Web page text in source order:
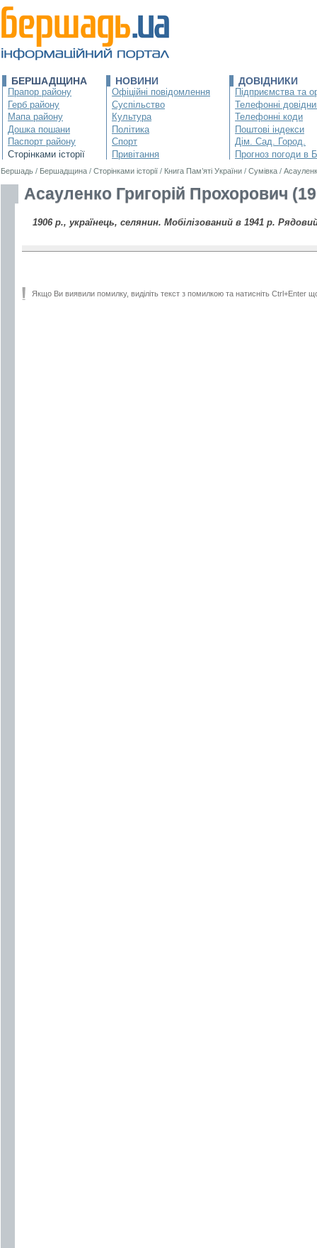
БЕРШАДЩИНА
Прапор району
Герб району
Мапа району
Дошка пошани
Паспорт району
Сторінками історії
НОВИНИ
Офіційні повідомлення
Суспільство
Культура
Політика
Спорт
Привітання
ДОВІДНИКИ
Підприємства та
Телефонні
Телефонні коди
Поштові індекси
Дім. Сад. Город.
Прогноз погоди в
Бершадь / Бершадщина / Сторінками історії / Книга Пам’яті України / Сумівка /
Асауленко Григорій Прохорович
1906 р., українець, селянин. Мобілізований в 1941 р.
Якщо Ви виявили помилку, виділіть текст з помилкою та натисніть Ctrl+Enter